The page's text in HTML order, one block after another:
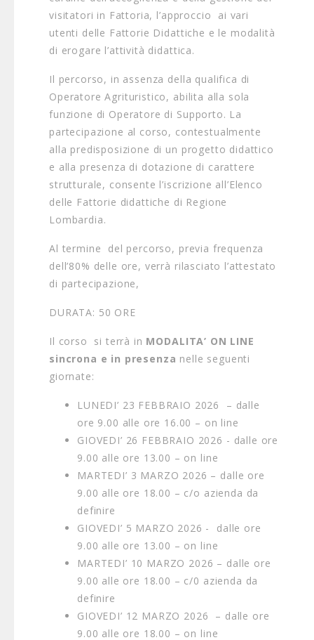
visitatori in Fattoria, l’approccio ai vari
utenti delle Fattorie Didattiche e le modalità
di erogare l’attività didattica.
Il percorso, in assenza della qualifica di
Operatore Agrituristico, abilita alla sola
funzione di Operatore di Supporto. La
partecipazione al corso, contestualmente
alla predisposizione di un progetto didattico
e alla presenza di dotazione di carattere
strutturale, consente l’iscrizione all’Elenco
delle Fattorie didattiche di Regione
Lombardia.
Al termine del percorso, previa frequenza
dell’80% delle ore, verrà rilasciato l’attestato
di partecipazione,
DURATA: 50 ORE
Il corso si terrà in MODALITA’ ON LINE
sincrona e in presenza nelle seguenti
giornate:
LUNEDI’ 23 FEBBRAIO 2026 – dalle
ore 9.00 alle ore 16.00 – on line
GIOVEDI’ 26 FEBBRAIO 2026 - dalle ore
9.00 alle ore 13.00 – on line
MARTEDI’ 3 MARZO 2026 – dalle ore
9.00 alle ore 18.00 – c/o azienda da
definire
GIOVEDI’ 5 MARZO 2026 - dalle ore
9.00 alle ore 13.00 – on line
MARTEDI’ 10 MARZO 2026 – dalle ore
9.00 alle ore 18.00 – c/0 azienda da
definire
GIOVEDI’ 12 MARZO 2026 – dalle ore
9.00 alle ore 18.00 – on line